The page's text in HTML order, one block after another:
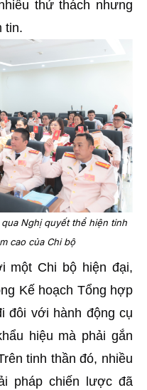
thử thách nhưng
tin.
Nghị quyết thể hiện tinh
cao của Chi bộ
một Chi bộ hiện đại,
Kế hoạch Tổng hợp
đôi với hành động cụ
hiệu mà phải gắn
tinh thần đó, nhiều
pháp chiến lược đã